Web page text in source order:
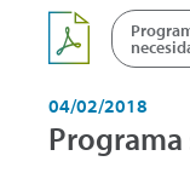
04/02/2018
Programa